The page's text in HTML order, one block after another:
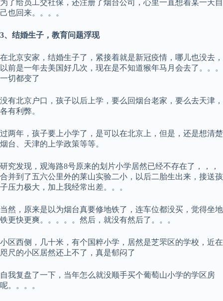
为了给员工交社保，还注册了烟台公司，心里一直想着某一天自
己也回来。。。。
3、结婚生子，教育问题浮现
在北京安家，结婚生子了，紧接着就是新冠疫情，哪儿也没去，
以前是一年去美国好几次，现在是不知道猴年马月会去了。。。
一切都变了
没有北京户口，孩子以后上学，要么回烟台老家，要么去天津，
各有利弊。
过两年，孩子要上小学了，是可以在北京上，但是，还是想清楚
烟台、天津的上学政策等等。
研究发现，观海路8号原来的划片小学居然已经不存在了，，，
合并到了五六公里外的莱山实验二小，以后二胎生出来，接送孩
子压力极大，加上我经常出差。。。
当然，原来是以为烟台真要修地铁了，连车位都没买，觉得坐地
铁更快更爽。。。。。然后，就没有然后了。。。
小区西侧，几十米，有个国粹小学，居然是芝罘区的学校，近在
咫尺的小区居然还上不了，真是郁闷了
自我复盘了一下，当年怎么就没顺手买个葡萄山小学的学区房
呢。。。。